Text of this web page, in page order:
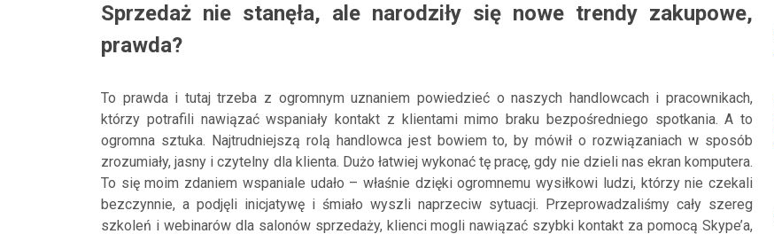
Sprzedaż nie stanęła, ale narodziły się nowe trendy zakupowe,
prawda?
To prawda i tutaj trzeba z ogromnym uznaniem powiedzieć o naszych handlowcach i pracownikach,
którzy potrafili nawiązać wspaniały kontakt z klientami mimo braku bezpośredniego spotkania. A to
ogromna sztuka. Najtrudniejszą rolą handlowca jest bowiem to, by mówił o rozwiązaniach w sposób
zrozumiały, jasny i czytelny dla klienta. Dużo łatwiej wykonać tę pracę, gdy nie dzieli nas ekran komputera.
To się moim zdaniem wspaniale udało – właśnie dzięki ogromnemu wysiłkowi ludzi, którzy nie czekali
bezczynnie, a podjęli inicjatywę i śmiało wyszli naprzeciw sytuacji. Przeprowadzaliśmy cały szereg
szkoleń i webinarów dla salonów sprzedaży, klienci mogli nawiązać szybki kontakt za pomocą Skype’a,